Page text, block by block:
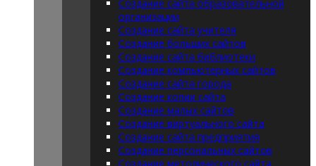
Создание сайта образовательной
организации
Создание сайта учителя
Создание больших сайтов
Создание сайта библиотеки
Создание компьютерных сайтов
Создание сайта города
Создание копии сайта
Создание малых сайтов
Создание виртуального сайта
Создание сайта предприятия
Создание персональных сайтов